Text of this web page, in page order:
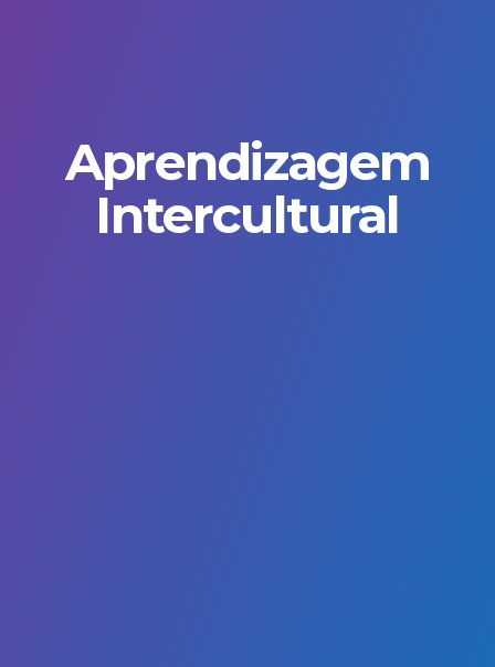
Aprendizagem
Intercultural